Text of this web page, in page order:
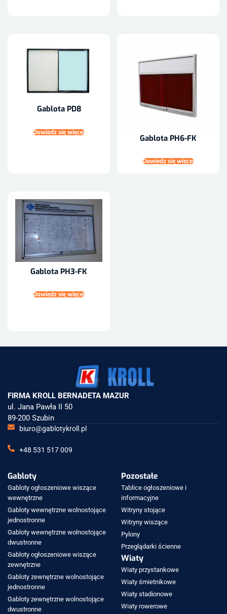
Gablota PD8
Dowiedz się więcej
Gablota PH6-FK
Dowiedz się więcej
Gablota PH3-FK
Dowiedz się więcej
FIRMA KROLL BERNADETA MAZUR
ul. Jana Pawła II 50
89-200 Szubin
biuro@gablotykroll.pl
+48 531 517 009
Gabloty
Gabloty ogłoszeniowe wiszące
wewnętrzne
Gabloty wewnętrzne wolnostojące
jednostronne
Gabloty wewnętrzne wolnostojące
dwustronne
Gabloty ogłoszeniowe wiszące
zewnętrzne
Gabloty zewnętrzne wolnostojące
jednostronne
Gabloty zewnętrzne wolnostojące
dwustronne
Pozostałe
Tablice ogłoszeniowe i
informacyjne
Witryny stojące
Witryny wiszące
Pylony
Przeglądarki ścienne
Wiaty
Wiaty przystankowe
Wiaty śmietnikowe
Wiaty stadionowe
Wiaty rowerowe